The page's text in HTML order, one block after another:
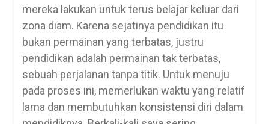
mereka lakukan untuk terus belajar keluar dari
zona diam. Karena sejatinya pendidikan itu
bukan permainan yang terbatas, justru
pendidikan adalah permainan tak terbatas,
sebuah perjalanan tanpa titik. Untuk menuju
pada proses ini, memerlukan waktu yang relatif
lama dan membutuhkan konsistensi diri dalam